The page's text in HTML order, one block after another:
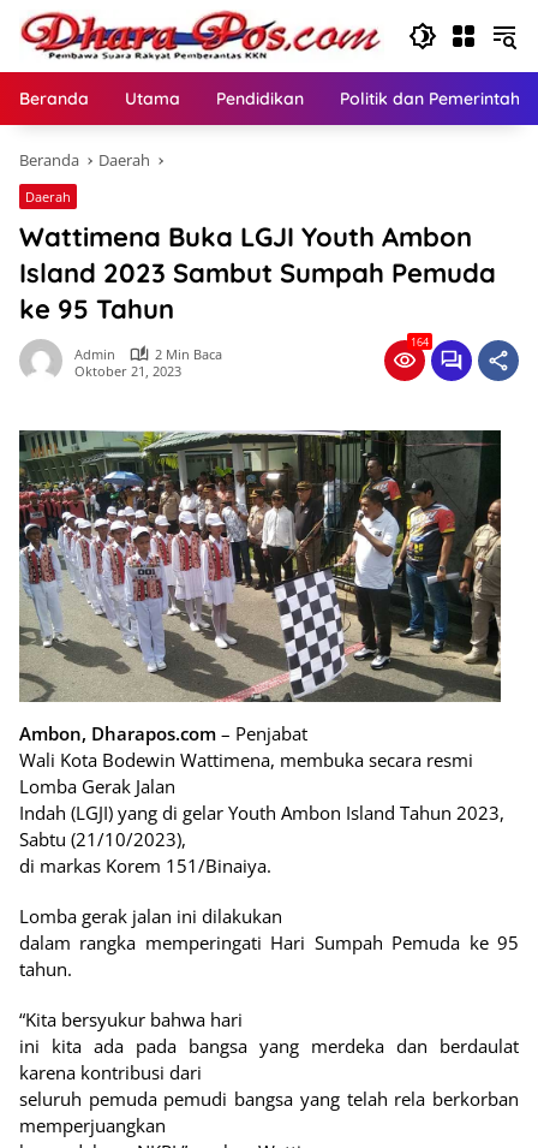
Langsung
konten
Beranda Utama Pendidikan Politik dan
Beranda Daerah
Daerah
Wattimena Buka LGJI Youth Ambon
Island 2023 Sambut Sumpah Pemuda
ke 95 Tahun
Admin
2 Min Baca
Oktober 21, 2023
164
Ambon, Dharapos.com – Penjabat
Wali Kota Bodewin Wattimena, membuka secara resmi
Lomba Gerak Jalan
Indah (LGJI) yang di gelar Youth Ambon Island Tahun 2023,
Sabtu (21/10/2023),
di markas Korem 151/Binaiya.
Lomba gerak jalan ini dilakukan
dalam rangka memperingati Hari Sumpah Pemuda ke 95
tahun.
“Kita bersyukur bahwa hari
ini kita ada pada bangsa yang merdeka dan berdaulat
karena kontribusi dari
seluruh pemuda pemudi bangsa yang telah rela berkorban
memperjuangkan